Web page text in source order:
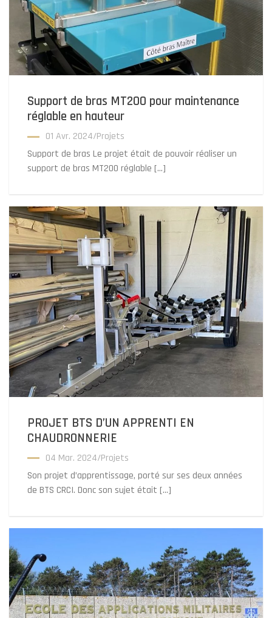
Support de bras MT200 pour maintenance
réglable en hauteur
01 Avr. 2024/Projets
Support de bras Le projet était de pouvoir réaliser un
support de bras MT200 réglable […]
PROJET BTS D’UN APPRENTI EN
CHAUDRONNERIE
04 Mar. 2024/Projets
Son projet d’apprentissage, porté sur ses deux années
de BTS CRCI. Donc son sujet était […]